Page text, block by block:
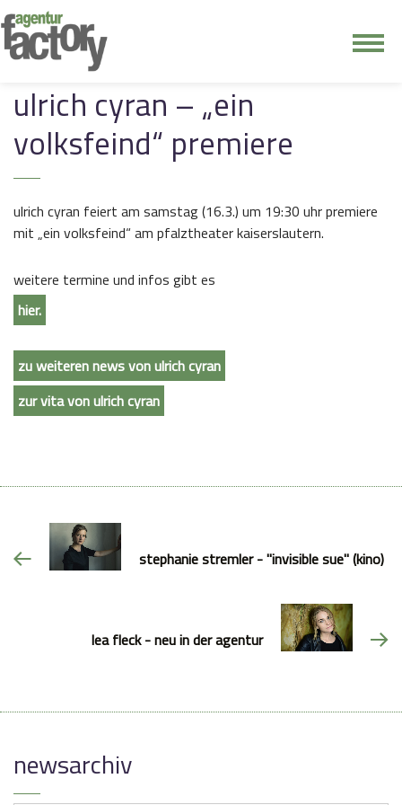
kontakt
ulrich cyran – „ein
volksfeind“ premiere
ulrich cyran feiert am samstag (16.3.) um 19:30 uhr premiere
mit „ein volksfeind“ am pfalztheater kaiserslautern.
weitere termine und infos gibt es
hier.
zu weiteren news von ulrich cyran
zur vita von ulrich cyran
stephanie stremler - "invisible sue" (kino)
lea fleck - neu in der agentur
newsarchiv